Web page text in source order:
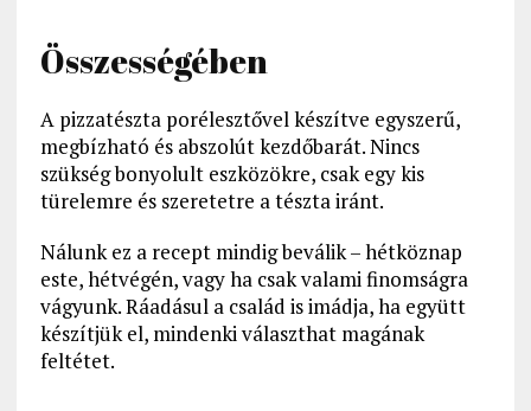
Összességében
A pizzatészta porélesztővel készítve egyszerű,
megbízható és abszolút kezdőbarát. Nincs
szükség bonyolult eszközökre, csak egy kis
türelemre és szeretetre a tészta iránt.
Nálunk ez a recept mindig beválik – hétköznap
este, hétvégén, vagy ha csak valami finomságra
vágyunk. Ráadásul a család is imádja, ha együtt
készítjük el, mindenki választhat magának
feltétet.